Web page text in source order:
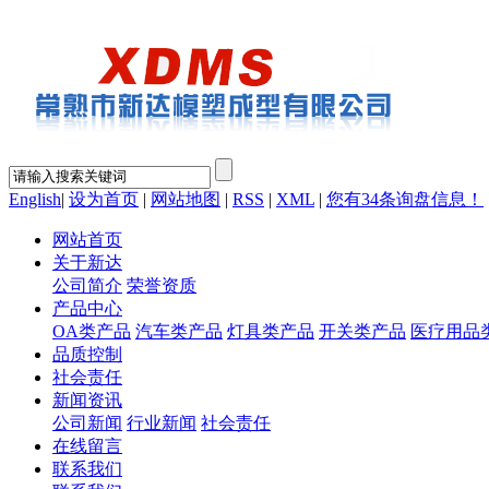
English| 设为首页 | 网站地图 | RSS | XML | 您有34条询盘信息！
网站首页
关于新达
公司简介 荣誉资质
产品中心
OA类产品 汽车类产品 灯具类产品 开关类产品 医疗用品
品质控制
社会责任
新闻资讯
公司新闻 行业新闻 社会责任
在线留言
联系我们